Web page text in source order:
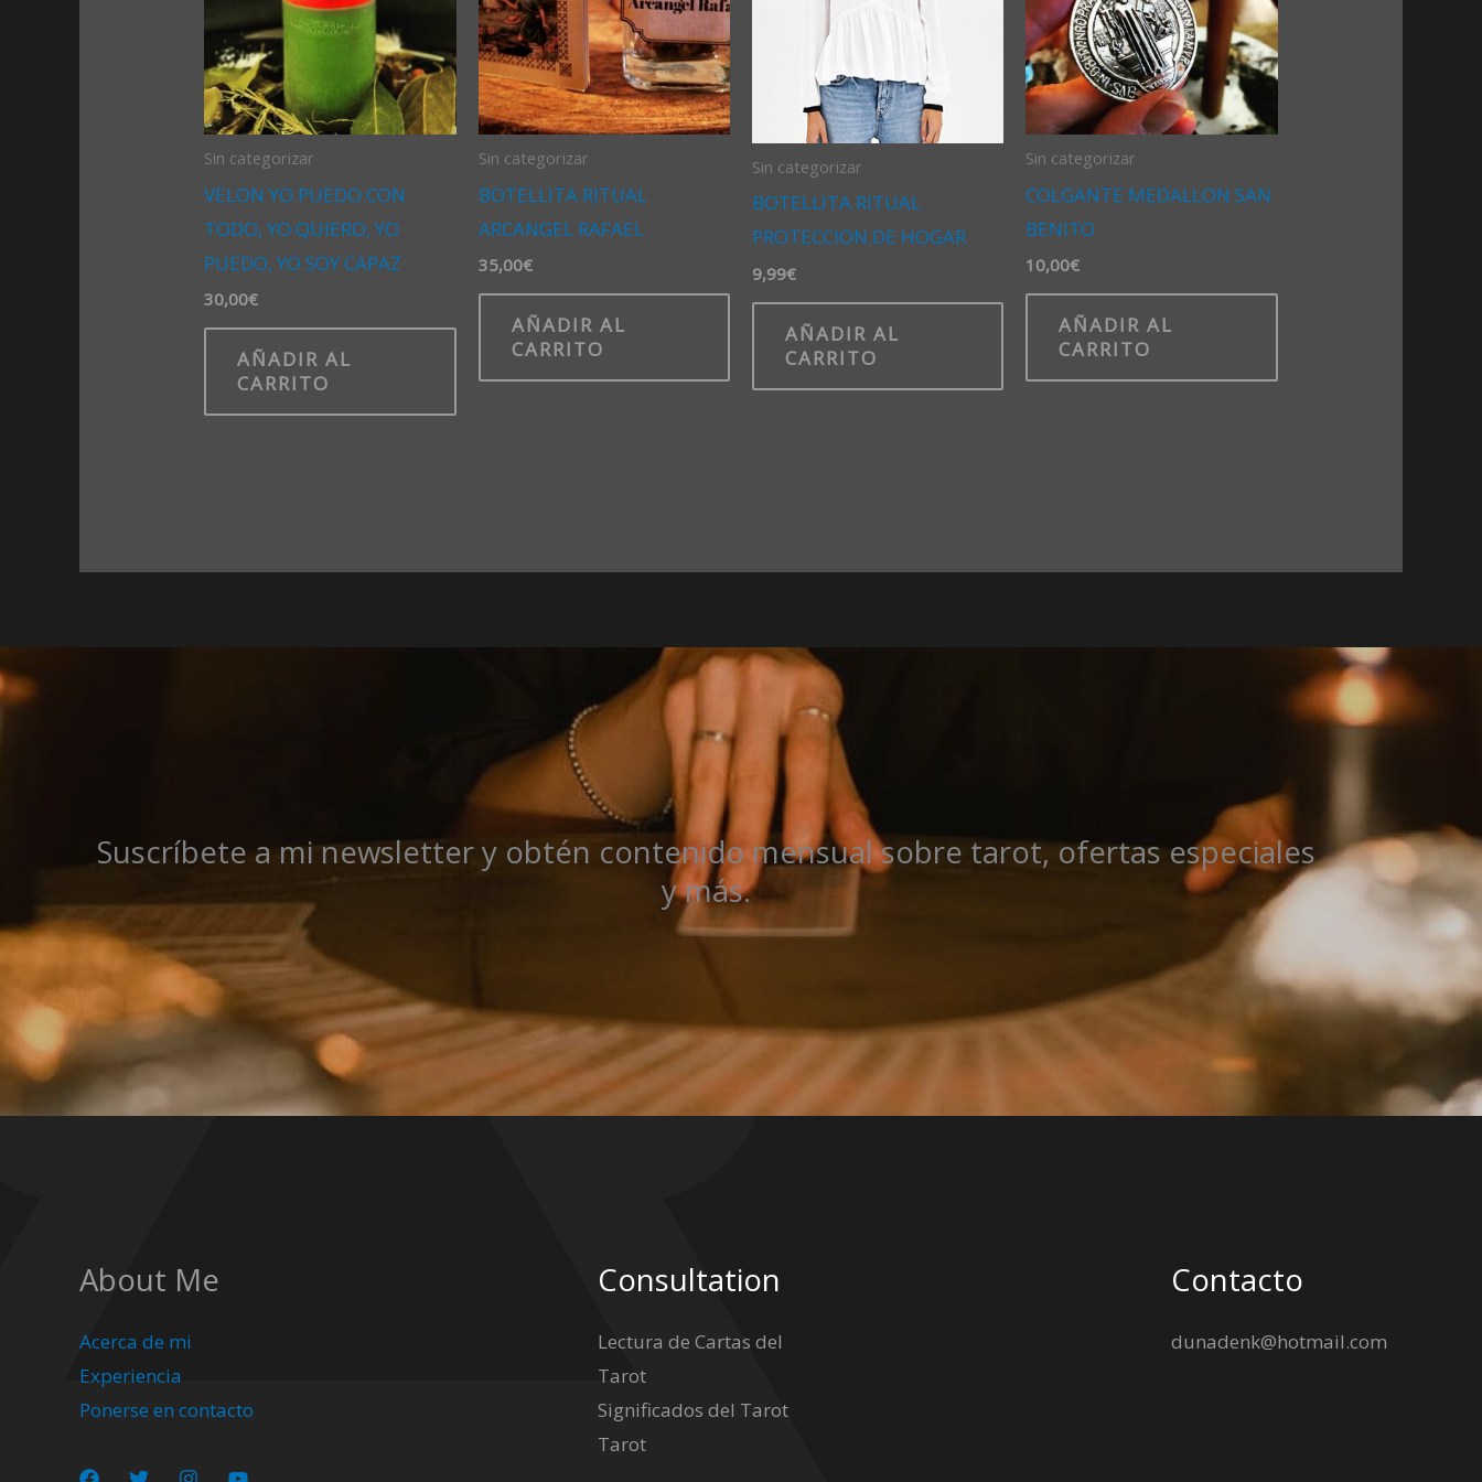
Sin categorizar
VELON YO PUEDO CON
TODO, YO QUIERO, YO
PUEDO, YO SOY CAPAZ
30,00€
AÑADIR AL
CARRITO
Sin categorizar
BOTELLITA RITUAL
ARCANGEL RAFAEL
35,00€
AÑADIR AL
CARRITO
Sin categorizar
BOTELLITA RITUAL
PROTECCION DE HOGAR
9,99€
AÑADIR AL
CARRITO
Sin categorizar
COLGANTE MEDALLON SAN
BENITO
10,00€
AÑADIR AL
CARRITO
Suscríbete a mi newsletter y obtén contenido mensual sobre tarot, ofertas especiales
y más.
About Me
Acerca de mi
Experiencia
Ponerse en contacto
Consultation
Lectura de Cartas del
Tarot
Significados del Tarot
Tarot
Contacto
dunadenk@hotmail.com